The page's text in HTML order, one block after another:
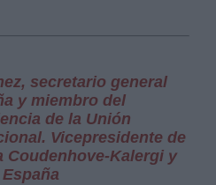
secretario general
y miembro del
de la Unión
Vicepresidente de
Coudenhove-Kalergi y